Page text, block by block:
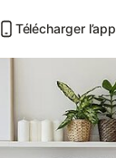
Télécharger l’app